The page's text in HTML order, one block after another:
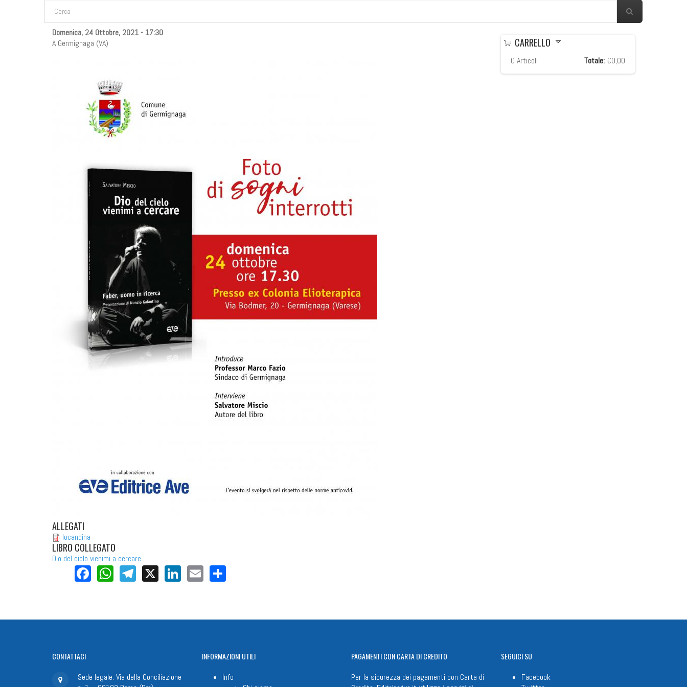
FORM DI RICERCA
Domenica, 24 Ottobre, 2021 - 17:30
A Germignaga (VA)
ALLEGATI
locandina
LIBRO COLLEGATO
Dio del cielo vienimi a cercare
Facebook
WhatsApp
Telegram
X LinkedIn
Email
CARRELLO
0 Articoli Totale: €0,00
CONTATTACI
Sede legale: Via della Conciliazione
INFORMAZIONIUTILI
Info
PAGAMENTICON CARTA DI CREDITO
Per la sicurezza dei pagamenti con Carta di
SEGUICISU
Facebook